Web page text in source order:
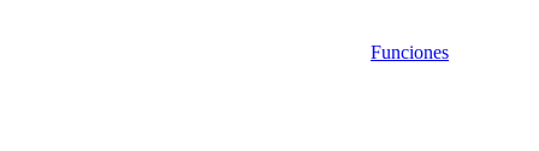
Funciones